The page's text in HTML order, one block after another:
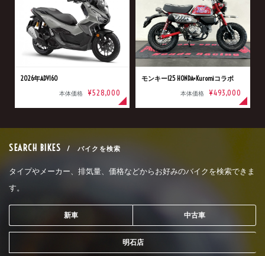
2026年ADV160
本体価格 ¥528,000
モンキー125 HONDA×Kuromiコラボ
本体価格 ¥493,000
SEARCH BIKES / バイクを検索
タイプやメーカー、排気量、価格などからお好みのバイクを検索できま
す。
新車 中古車
明石店